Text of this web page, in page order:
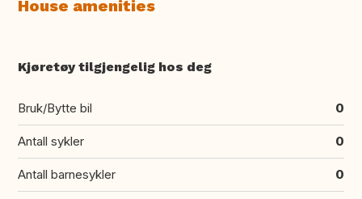
House amenities
Kjøretøy tilgjengelig hos deg
Bruk/Bytte bil 0
Antall sykler 0
Antall barnesykler 0